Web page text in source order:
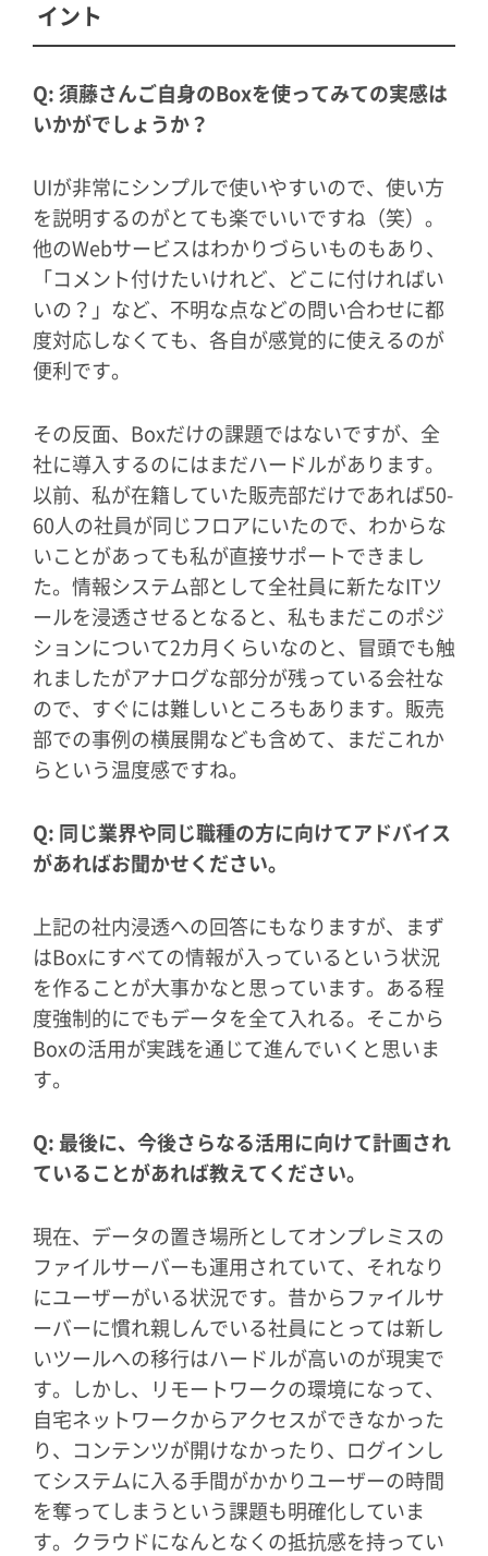
イント
Q: 須藤さんご自身のBoxを使ってみての実感は
いかがでしょうか？
UIが非常にシンプルで使いやすいので、使い方
を説明するのがとても楽でいいですね（笑）。
他のWebサービスはわかりづらいものもあり、
「コメント付けたいけれど、どこに付ければい
いの？」など、不明な点などの問い合わせに都
度対応しなくても、各自が感覚的に使えるのが
便利です。
その反面、Boxだけの課題ではないですが、全
社に導入するのにはまだハードルがあります。
以前、私が在籍していた販売部だけであれば50-
60人の社員が同じフロアにいたので、わからな
いことがあっても私が直接サポートできまし
た。情報システム部として全社員に新たなITツ
ールを浸透させるとなると、私もまだこのポジ
ションについて2カ月くらいなのと、冒頭でも触
れましたがアナログな部分が残っている会社な
ので、すぐには難しいところもあります。販売
部での事例の横展開なども含めて、まだこれか
らという温度感ですね。
Q: 同じ業界や同じ職種の方に向けてアドバイス
があればお聞かせください。
上記の社内浸透への回答にもなりますが、まず
はBoxにすべての情報が入っているという状況
を作ることが大事かなと思っています。ある程
度強制的にでもデータを全て入れる。そこから
Boxの活用が実践を通じて進んでいくと思いま
す。
Q: 最後に、今後さらなる活用に向けて計画され
ていることがあれば教えてください。
現在、データの置き場所としてオンプレミスの
ファイルサーバーも運用されていて、それなり
にユーザーがいる状況です。昔からファイルサ
ーバーに慣れ親しんでいる社員にとっては新し
いツールへの移行はハードルが高いのが現実で
す。しかし、リモートワークの環境になって、
自宅ネットワークからアクセスができなかった
り、コンテンツが開けなかったり、ログインし
てシステムに入る手間がかかりユーザーの時間
を奪ってしまうという課題も明確化していま
す。クラウドになんとなくの抵抗感を持ってい